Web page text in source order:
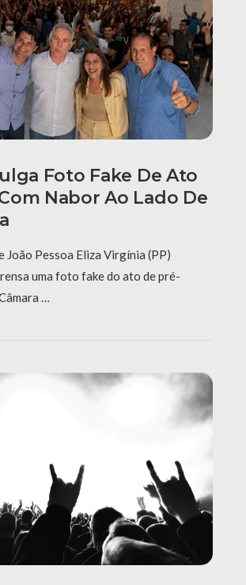
Foto Fake De Ato
Nabor Ao Lado De
João Pessoa Eliza Virgínia (PP)
uma foto fake do ato de pré-
…